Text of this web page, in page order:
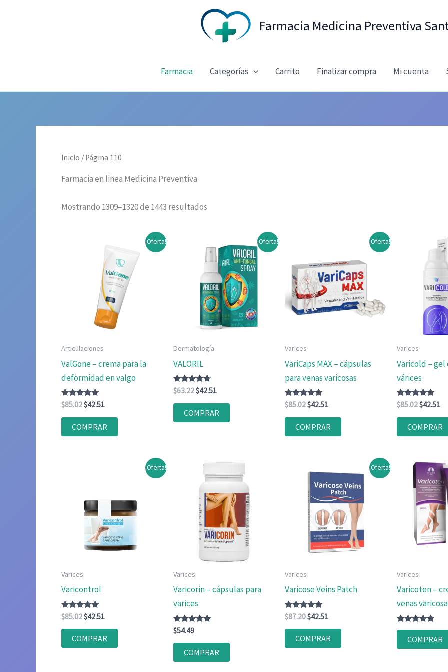
Farmacia Medicina Preventiva
Farmacia Categorías Carrito Finalizar compra Mi cuenta
Inicio / Página 110
Farmacia en linea Medicina Preventiva
Mostrando 1309–1320 de 1443 resultados
¡Oferta!
Articulaciones
ValGone – crema para la
deformidad en valgo
Valorado
con
4.80
de 5
$85.02El
original
era:
$42.51El
actual
es:
COMPRAR
¡Oferta!
Dermatología
VALORIL
Valorado
con
4.56
de 5
$63.22El
original
era:
$42.51El
actual
es:
COMPRAR
¡Oferta!
Varices
VariCaps MAX – cápsulas
para venas varicosas
Valorado
con
4.83
de 5
$85.02El
original
era:
$42.51El
actual
es:
COMPRAR
Varices
Varicold – gel
várices
Valorado
con
4.83
de 5
$85.02El
original
era:
$42.51El
es:
COMPRAR
¡Oferta!
Varices
Varicontrol
Valorado
con
5.00
de 5
$85.02El
original
era:
$42.51
actual
es:
COMPRAR
Varices
Varicorin – cápsulas para
varices
Valorado
con
4.83
de 5
$54.49
COMPRAR
¡Oferta!
Varices
Varicose Veins Patch
Valorado
con
4.86
de 5
$87.20El
original
era:
$42.51
actual
es:
COMPRAR
Varices
Varicoten –
venas
Valorado
4.83
de 5
COMPRAR